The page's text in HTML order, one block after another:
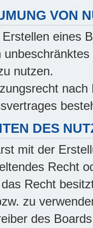
VON
eines
nutzen.
DES
mit der
Recht
Recht
zu
des